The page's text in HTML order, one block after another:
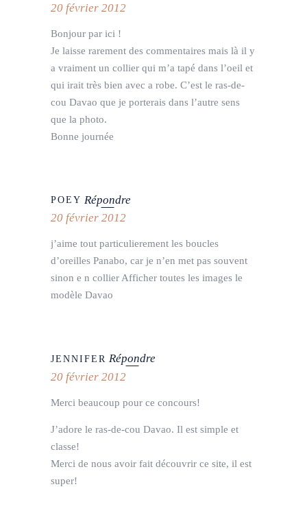
20 février 2012
Bonjour par ici !
Je laisse rarement des commentaires mais là il y
a vraiment un collier qui m’a tapé dans l’oeil et
qui irait très bien avec a robe. C’est le ras-de-
cou Davao que je porterais dans l’autre sens
que la photo.
Bonne journée
POEY Répondre
20 février 2012
j’aime tout particulierement les boucles
d’oreilles Panabo, car je n’en met pas souvent
sinon e n collier Afficher toutes les images le
modèle Davao
JENNIFER Répondre
20 février 2012
Merci beaucoup pour ce concours!
J’adore le ras-de-cou Davao. Il est simple et
classe!
Merci de nous avoir fait découvrir ce site, il est
super!